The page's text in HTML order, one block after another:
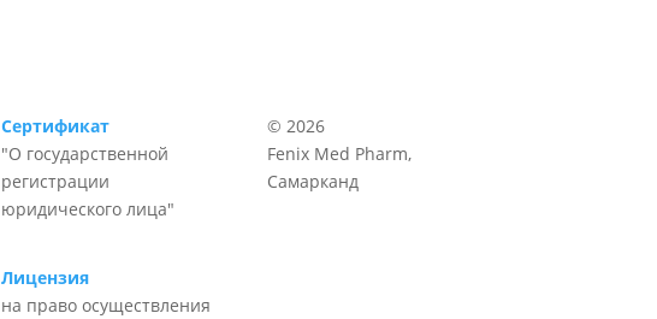
Сертификат
"О государственной
регистрации
юридического лица"
Лицензия
на право осуществления
© 2026
Fenix Med Pharm,
Самарканд